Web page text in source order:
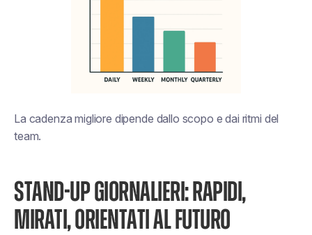
La cadenza migliore dipende dallo scopo e dai ritmi del
team.
STAND-UP GIORNALIERI: RAPIDI,
MIRATI, ORIENTATI AL FUTURO